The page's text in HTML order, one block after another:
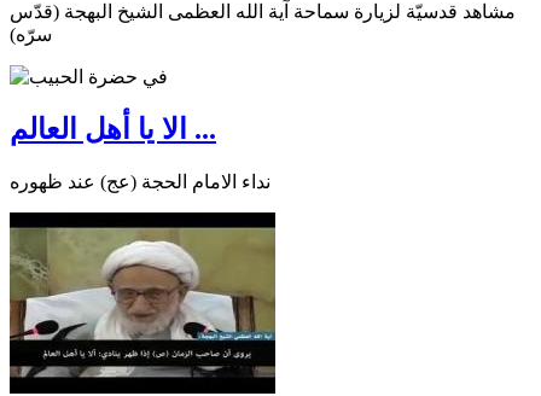
مشاهد قدسيّة لزيارة سماحة آية الله العظمى الشيخ البهجة (قدّس
سرّه)
الا يا أهل العالم ...
نداء الامام الحجة (عج) عند ظهوره